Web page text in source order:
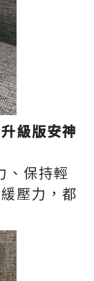
級版安神
、保持輕
壓力，都